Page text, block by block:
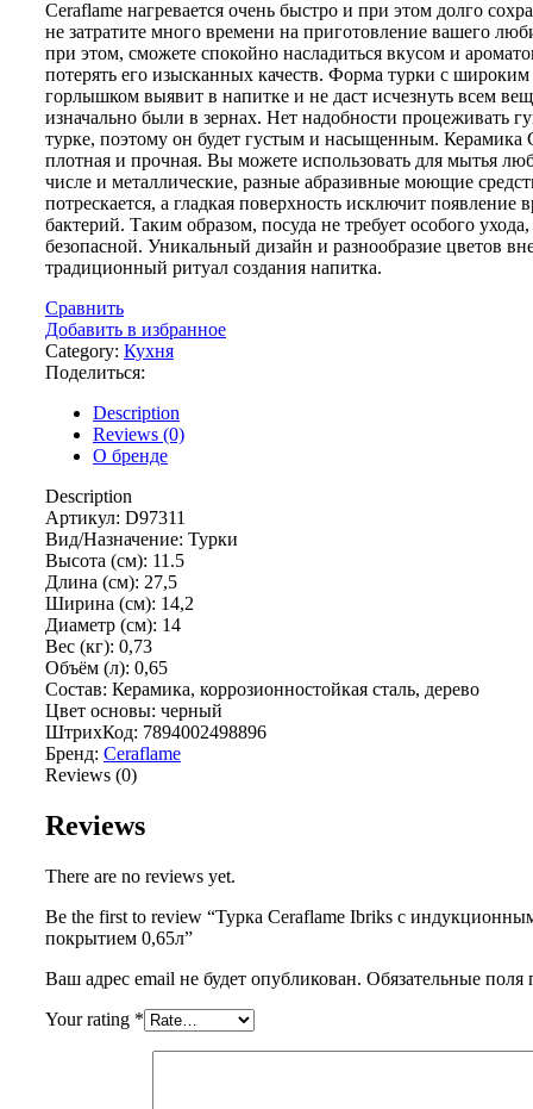
Ceraflame нагревается очень быстро и при этом долго
не затратите много времени на приготовление вашего
при этом, сможете спокойно насладиться вкусом и
потерять его изысканных качеств. Форма турки с
горлышком выявит в напитке и не даст исчезнуть всем
изначально были в зернах. Нет надобности процеживать
турке, поэтому он будет густым и насыщенным. Керамика
плотная и прочная. Вы можете использовать для мытья
числе и металлические, разные абразивные моющие
потрескается, а гладкая поверхность исключит появление
бактерий. Таким образом, посуда не требует особого ухода,
безопасной. Уникальный дизайн и разнообразие цветов
традиционный ритуал создания напитка.
Сравнить
Добавить в избранное
Category: Кухня
Поделиться:
Description
Reviews (0)
О бренде
Description
Артикул: D97311
Вид/Назначение: Турки
Высота (см): 11.5
Длина (см): 27,5
Ширина (см): 14,2
Диаметр (см): 14
Вес (кг): 0,73
Объём (л): 0,65
Состав: Керамика, коррозионностойкая сталь, дерево
Цвет основы: черный
ШтрихКод: 7894002498896
Бренд: Ceraflame
Reviews (0)
Reviews
There are no reviews yet.
Be the first to review “Турка Ceraflame Ibriks с
покрытием 0,65л”
Ваш адрес email не будет опубликован. Обязательные
Your rating *